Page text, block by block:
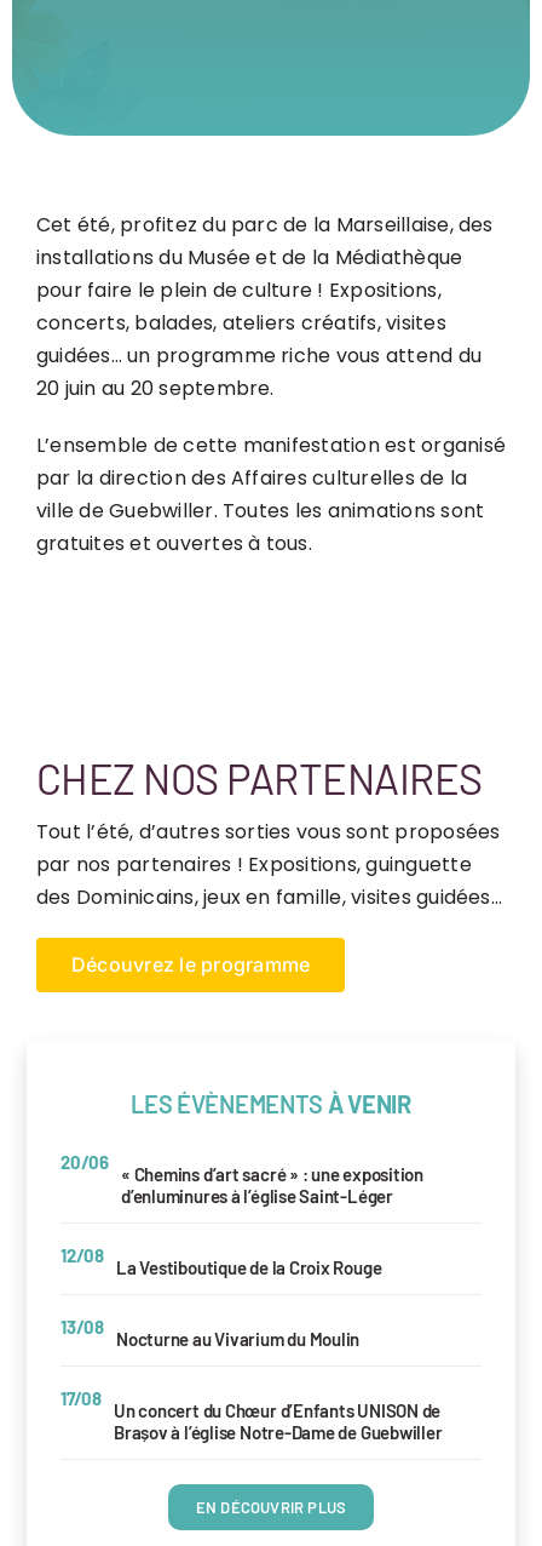
Cet été, profitez du parc de la Marseillaise, des
installations du Musée et de la Médiathèque
pour faire le plein de culture ! Expositions,
concerts, balades, ateliers créatifs, visites
guidées… un programme riche vous attend du
20 juin au 20 septembre.
L’ensemble de cette manifestation est organisé
par la direction des Affaires culturelles de la
ville de Guebwiller. Toutes les animations sont
gratuites et ouvertes à tous.
CHEZ NOS PARTENAIRES
Tout l’été, d’autres sorties vous sont proposées
par nos partenaires ! Expositions, guinguette
des Dominicains, jeux en famille, visites guidées…
Découvrez le programme
LES ÉVÈNEMENTS À VENIR
« Chemins d’art sacré » : une exposition
d’enluminures à l’église Saint-Léger
20/06
La Vestiboutique de la Croix Rouge
12/08
Nocturne au Vivarium du Moulin
13/08
Un concert du Chœur d’Enfants UNISON de
Brașov à l’église Notre-Dame de Guebwiller
17/08
EN DÉCOUVRIR PLUS